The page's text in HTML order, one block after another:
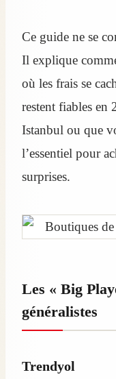
Ce guide ne se
Il explique
où les frais se
restent fiables en
Istanbul ou que
l’essentiel pour
surprises.
Les « Big
généralistes
Trendyol